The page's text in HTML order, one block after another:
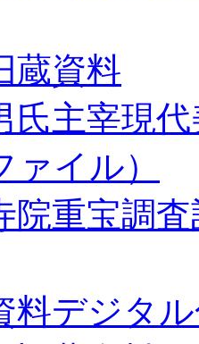
蔵資料
氏主宰現
ァイル）
院重宝調
料デジタ